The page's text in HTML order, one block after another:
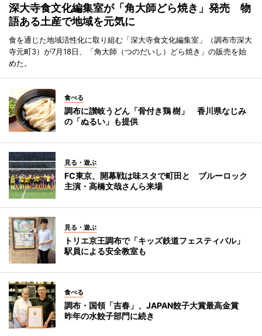
深大寺食文化編集室が「角大師どら焼き」発売 物
語ある土産で地域を元気に
食を通じた地域活性化に取り組む「深大寺食文化編集室」（調布市深大
寺元町3）が7月18日、「角大師（つのだいし）どら焼き」の販売を始
めた。
食べる
調布に讃岐うどん「骨付き鶏 樹」 香川県なじみ
の「ぬるい」も提供
見る・遊ぶ
FC東京、開幕戦は味スタで町田と ブルーロック
主演・高橋文哉さんら来場
見る・遊ぶ
トリエ京王調布で「キッズ鉄道フェスティバル」
駅員による安全教室も
食べる
調布・国領「吉春」、JAPAN餃子大賞最高金賞
昨年の水餃子部門に続き